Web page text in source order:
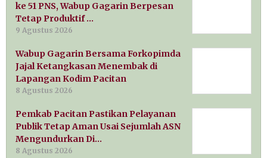
ke 51 PNS, Wabup Gagarin Berpesan
Tetap Produktif …
9 Agustus 2026
Wabup Gagarin Bersama Forkopimda
Jajal Ketangkasan Menembak di
Lapangan Kodim Pacitan
8 Agustus 2026
Pemkab Pacitan Pastikan Pelayanan
Publik Tetap Aman Usai Sejumlah ASN
Mengundurkan Di…
8 Agustus 2026